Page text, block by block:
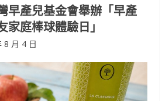
早產兒基金會舉辦「早產
家庭棒球體驗日」
8 月 4 日